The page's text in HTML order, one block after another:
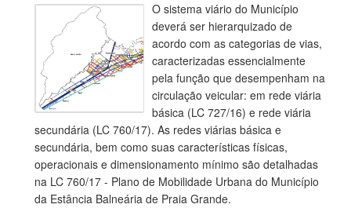
O sistema viário do Município
deverá ser hierarquizado de
acordo com as categorias de vias,
caracterizadas essencialmente
pela função que desempenham na
circulação veicular: em rede viária
básica (LC 727/16) e rede viária
secundária (LC 760/17). As redes viárias básica e
secundária, bem como suas características físicas,
operacionais e dimensionamento mínimo são detalhadas
na LC 760/17 - Plano de Mobilidade Urbana do Município
da Estância Balneária de Praia Grande.